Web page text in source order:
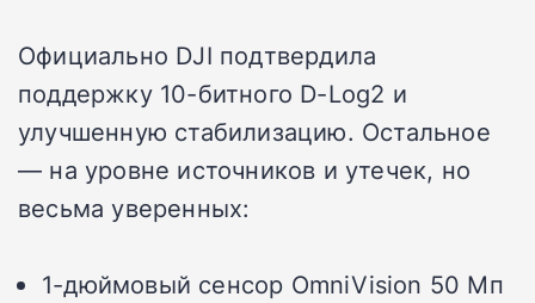
Официально DJI подтвердила
поддержку 10-битного D-Log2 и
улучшенную стабилизацию. Остальное
— на уровне источников и утечек, но
весьма уверенных:
1-дюймовый сенсор OmniVision 50 Мп